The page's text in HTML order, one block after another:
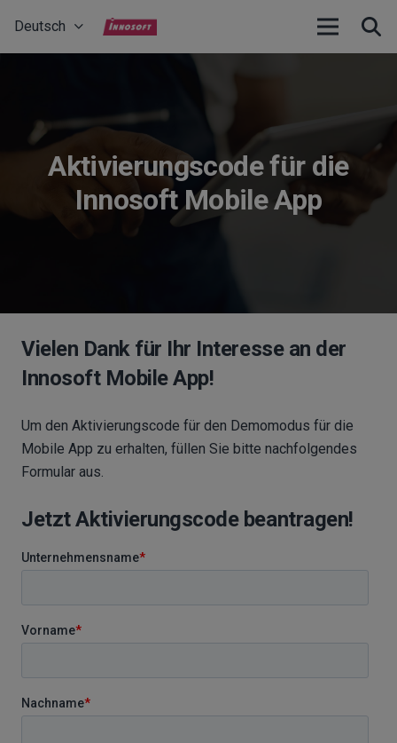
Deutsch
Aktivierungscode für die
Innosoft Mobile App
Vielen Dank für Ihr Interesse an der
Innosoft Mobile App!
Um den Aktivierungscode für den Demomodus für die
Mobile App zu erhalten, füllen Sie bitte nachfolgendes
Formular aus.
Jetzt Aktivierungscode beantragen!